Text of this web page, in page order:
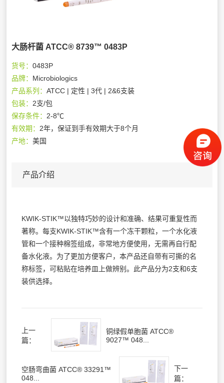
大肠杆菌 ATCC® 8739™ 0483P
货号：0483P
品牌： Microbiologics
产品系列：ATCC | 定性 | 3代 | 2&6支装
包装： 2支/包
保存条件： 2-8℃
有效期： 2年，保证到手有效期大于8个月
产地：美国
产品介绍
KWIK-STIK™以独特巧妙的设计和准确、结果可重复性而
著称。每支KWIK-STIK™含有一个冻干颗粒，一个水化液
管和一个接种棉签组成，非常地方便使用，无需再自行配
备水化液。为了更加方便客户，本产品还自带有可撕的名
称标签，可粘贴在培养皿上做辨别。此产品分为2支和6支
装供选择。
上一
篇：
铜绿假单胞菌 ATCC®
9027™ 048...
空肠弯曲菌 ATCC® 33291™
048...
下一
篇：